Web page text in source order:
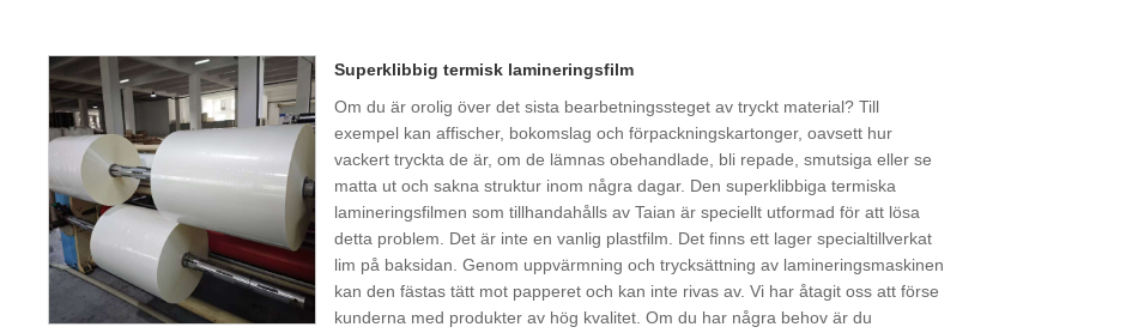
Superklibbig termisk lamineringsfilm
Om du är orolig över det sista bearbetningssteget av tryckt material? Till
exempel kan affischer, bokomslag och förpackningskartonger, oavsett hur
vackert tryckta de är, om de lämnas obehandlade, bli repade, smutsiga eller se
matta ut och sakna struktur inom några dagar. Den superklibbiga termiska
lamineringsfilmen som tillhandahålls av Taian är speciellt utformad för att lösa
detta problem. Det är inte en vanlig plastfilm. Det finns ett lager specialtillverkat
lim på baksidan. Genom uppvärmning och trycksättning av lamineringsmaskinen
kan den fästas tätt mot papperet och kan inte rivas av. Vi har åtagit oss att förse
kunderna med produkter av hög kvalitet. Om du har några behov är du